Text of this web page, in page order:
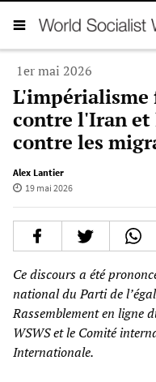
1er mai 2026
L'impérialisme
contre l'Iran et
contre les
Alex Lantier
19 mai 2026
Ce discours a été
national du Parti de
Rassemblement en ligne
WSWS et le Comité
Internationale.